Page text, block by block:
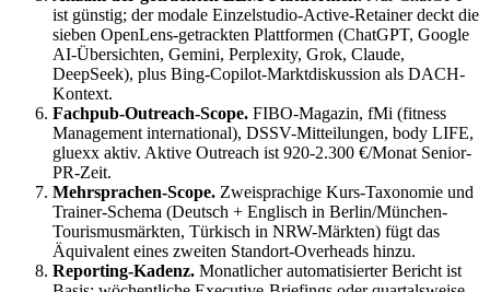
ist günstig; der modale Einzelstudio-Active-Retainer deckt die
sieben OpenLens-getrackten Plattformen (ChatGPT, Google
AI-Übersichten, Gemini, Perplexity, Grok, Claude,
DeepSeek), plus Bing-Copilot-Marktdiskussion als DACH-
Kontext.
Fachpub-Outreach-Scope. FIBO-Magazin, fMi (fitness
Management international), DSSV-Mitteilungen, body LIFE,
gluexx aktiv. Aktive Outreach ist 920-2.300 €/Monat Senior-
PR-Zeit.
Mehrsprachen-Scope. Zweisprachige Kurs-Taxonomie und
Trainer-Schema (Deutsch + Englisch in Berlin/München-
Tourismusmärkten, Türkisch in NRW-Märkten) fügt das
Äquivalent eines zweiten Standort-Overheads hinzu.
Reporting-Kadenz. Monatlicher automatisierter Bericht ist